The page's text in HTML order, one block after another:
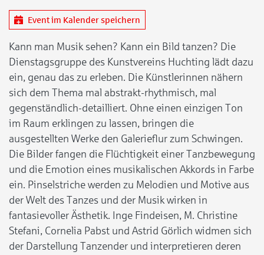
Event im Kalender speichern
Kann man Musik sehen? Kann ein Bild tanzen? Die
Dienstagsgruppe des Kunstvereins Huchting lädt dazu
ein, genau das zu erleben. Die Künstlerinnen nähern
sich dem Thema mal abstrakt-rhythmisch, mal
gegenständlich-detailliert. Ohne einen einzigen Ton
im Raum erklingen zu lassen, bringen die
ausgestellten Werke den Galerieflur zum Schwingen.
Die Bilder fangen die Flüchtigkeit einer Tanzbewegung
und die Emotion eines musikalischen Akkords in Farbe
ein. Pinselstriche werden zu Melodien und Motive aus
der Welt des Tanzes und der Musik wirken in
fantasievoller Ästhetik. Inge Findeisen, M. Christine
Stefani, Cornelia Pabst und Astrid Görlich widmen sich
der Darstellung Tanzender und interpretieren deren